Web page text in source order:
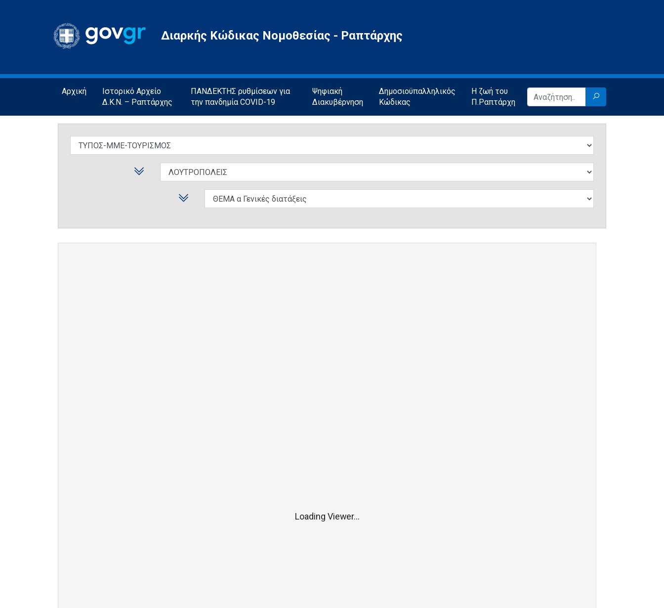
Gov.gr
Διαρκής Κώδικας Νομοθεσίας - Ραπτάρχης
Αρχική
Ιστορικό Αρχείο
Δ.Κ.Ν. – Ραπτάρχης
ΠΑΝΔΕΚΤΗΣ ρυθμίσεων για
την πανδημία COVID-19
Ψηφιακή
Διακυβέρνηση
Δημοσιοϋπαλληλικός
Κώδικας
Η ζωή του
Π.Ραπτάρχη
Loading Viewer...